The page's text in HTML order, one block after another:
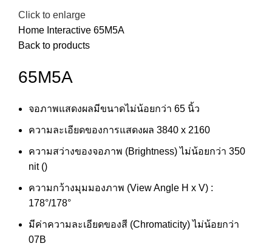
Click to enlarge
Home Interactive 65M5A
Back to products
65M5A
จอภาพแสดงผลมีขนาดไม่น้อยกว่า 65 นิ้ว
ความละเอียดของการแสดงผล 3840 x 2160
ความสว่างของจอภาพ (Brightness) ไม่น้อยกว่า 350
nit ()
ความกว้างมุมมองภาพ (View Angle H x V) :
178°/178°
มีค่าความละเอียดของสี (Chromaticity) ไม่น้อยกว่า
07B